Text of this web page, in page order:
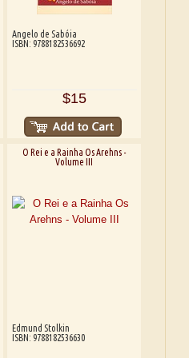
Angelo de Sabóia
ISBN: 9788182536692
$15
O Rei e a Rainha Os Arehns -
Volume III
Edmund Stolkin
ISBN: 9788182536630